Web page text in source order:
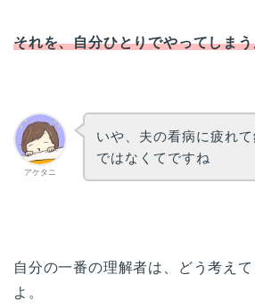
それを、自分ひとりでやってしま
アケタニ
いや、夫の看病に疲れ
ではなくてですね
自分の一番の理解者は、どう考え
よ。